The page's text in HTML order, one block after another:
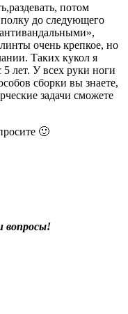
потом
полку до следующего
очень крепкое, но
Таких кукол я
5 лет. У всех руки ноги
сборки вы знаете,
задачи сможете
🙂
вопросы!